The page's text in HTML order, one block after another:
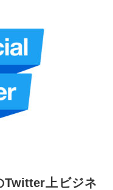
Twitter上ビジネ